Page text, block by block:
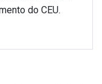
do CEU.